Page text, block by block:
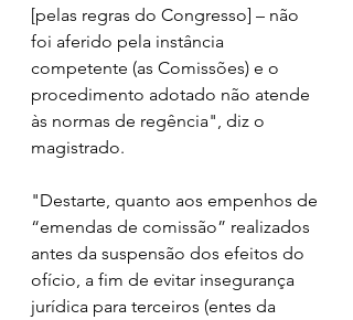
[pelas regras do Congresso] – não
foi aferido pela instância
competente (as Comissões) e o
procedimento adotado não atende
às normas de regência", diz o
magistrado.
"Destarte, quanto aos empenhos de
“emendas de comissão” realizados
antes da suspensão dos efeitos do
ofício, a fim de evitar insegurança
jurídica para terceiros (entes da